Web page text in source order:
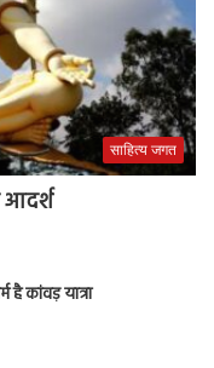
साहित्य जगत
आदर्श
है कांवड़ यात्रा